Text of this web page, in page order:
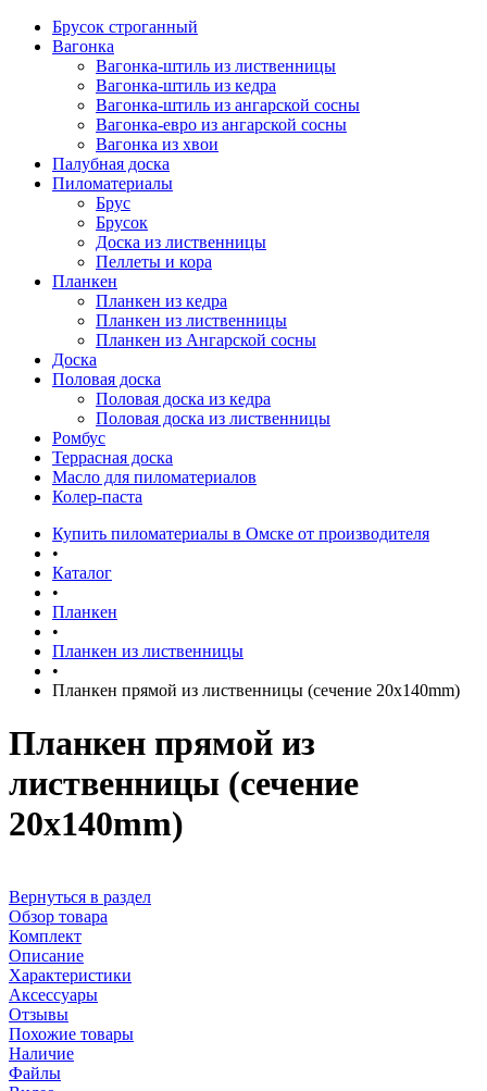
Брусок строганный
Вагонка
Вагонка-штиль из лиственницы
Вагонка-штиль из кедра
Вагонка-штиль из ангарской сосны
Вагонка-евро из ангарской сосны
Вагонка из хвои
Палубная доска
Пиломатериалы
Брус
Брусок
Доска из лиственницы
Пеллеты и кора
Планкен
Планкен из кедра
Планкен из лиственницы
Планкен из Ангарской сосны
Доска
Половая доска
Половая доска из кедра
Половая доска из лиственницы
Ромбус
Террасная доска
Масло для пиломатериалов
Колер-паста
Купить пиломатериалы в Омске от производителя
•
Каталог
•
Планкен
•
Планкен из лиственницы
•
Планкен прямой из лиственницы (сечение 20х140mm)
Планкен прямой из
лиственницы (сечение
20х140mm)
Вернуться в раздел
Обзор товара
Комплект
Описание
Характеристики
Аксессуары
Отзывы
Похожие товары
Наличие
Файлы